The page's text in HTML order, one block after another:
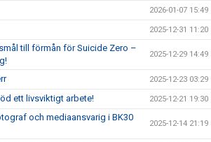
2026-01-07 15:49
2025-12-31 11:20
till förmån för Suicide Zero –
2025-12-29 14:49
2025-12-23 03:29
ett livsviktigt arbete! 2025-12-21 19:30
och mediaansvarig i BK30
2025-12-14 21:19